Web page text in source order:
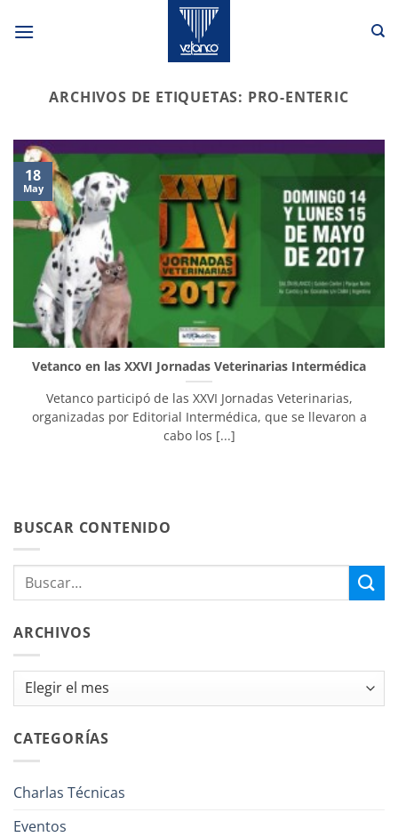
ARCHIVOS DE ETIQUETAS: PRO-ENTERIC
Vetanco en las XXVI Jornadas Veterinarias Intermédica
Vetanco participó de las XXVI Jornadas Veterinarias,
organizadas por Editorial Intermédica, que se llevaron a
cabo los [...]
18
May
BUSCAR CONTENIDO
ARCHIVOS
Archivos
CATEGORÍAS
Charlas Técnicas
Eventos